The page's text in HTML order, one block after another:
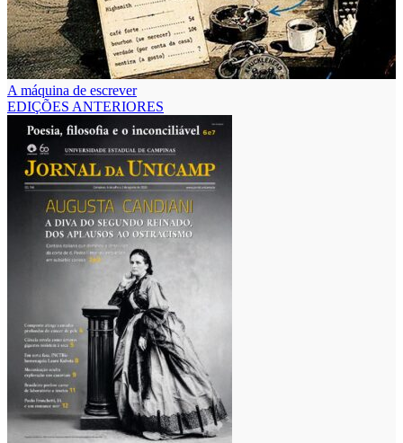
A máquina de escrever
EDIÇÕES ANTERIORES